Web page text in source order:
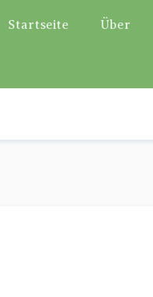
Startseite Über